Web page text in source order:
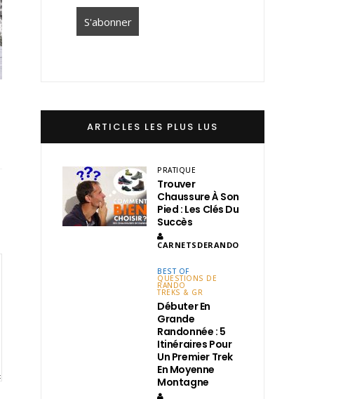
ARTICLES LES PLUS LUS
PRATIQUE
Trouver
Chaussure À Son
Pied : Les Clés Du
Succès
CARNETSDERANDO
BEST OF
QUESTIONS DE
RANDO
TREKS & GR
Débuter En
Grande
Randonnée : 5
Itinéraires Pour
Un Premier Trek
En Moyenne
Montagne